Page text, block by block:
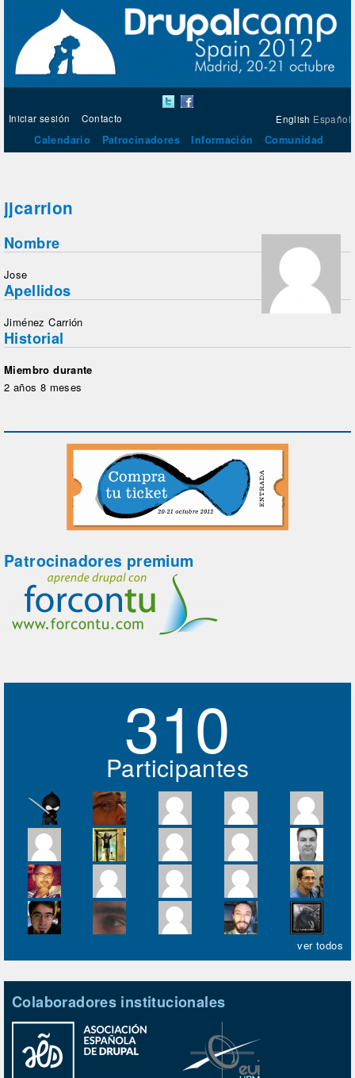
English Español
Iniciar sesión Contacto
Calendario Patrocinadores Información Comunidad
jjcarrion
Nombre
Jose
Apellidos
Jiménez Carrión
Historial
Miembro durante
2 años 8 meses
Patrocinadores premium
310
Participantes
ver todos
Colaboradores institucionales